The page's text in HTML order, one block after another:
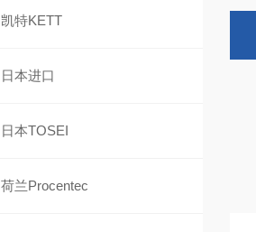
凯特KETT
日本进口
日本TOSEI
荷兰Procentec